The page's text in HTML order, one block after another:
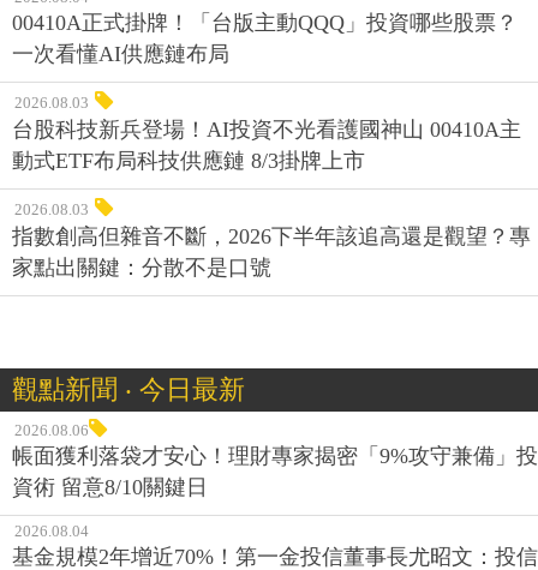
00410A正式掛牌！「台版主動QQQ」投資哪些股票？
一次看懂AI供應鏈布局
2026.08.03
台股科技新兵登場！AI投資不光看護國神山 00410A主
動式ETF布局科技供應鏈 8/3掛牌上市
2026.08.03
指數創高但雜音不斷，2026下半年該追高還是觀望？專
家點出關鍵：分散不是口號
觀點新聞 ‧ 今日最新
2026.08.06
帳面獲利落袋才安心！理財專家揭密「9%攻守兼備」投
資術 留意8/10關鍵日
2026.08.04
基金規模2年增近70%！第一金投信董事長尤昭文：投信